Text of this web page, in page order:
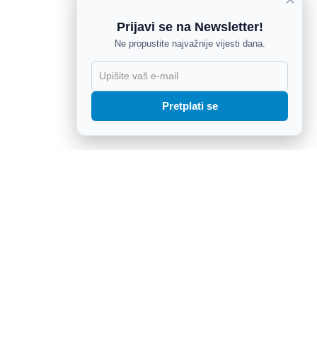
Prijavi se na Newsletter!
Ne propustite najvažnije vijesti dana.
Pretplati se